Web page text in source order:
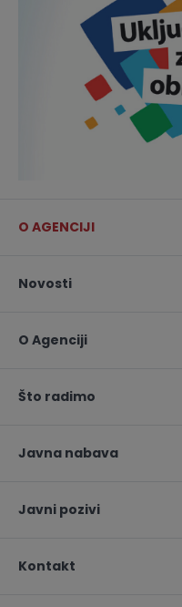
O AGENCIJI
Novosti
O Agenciji
Što radimo
Javna nabava
Javni pozivi
Kontakt